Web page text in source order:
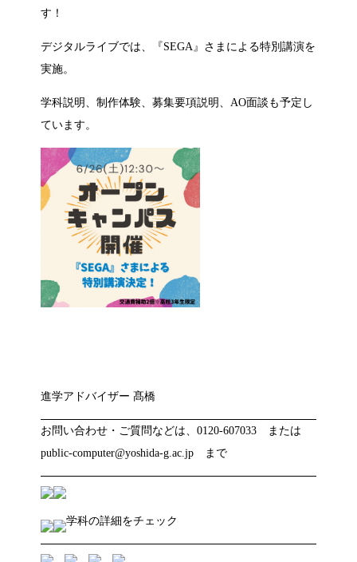
す！
デジタルライブでは、『SEGA』さまによる特別講演を
実施。
学科説明、制作体験、募集要項説明、AO面談も予定し
ています。
進学アドバイザー 髙橋
お問い合わせ・ご質問などは、0120-607033 または
public-computer@yoshida-g.ac.jp まで
学科の詳細をチェック